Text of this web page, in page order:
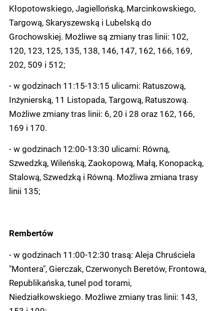
Kłopotowskiego, Jagiellońską, Marcinkowskiego,
Targową, Skaryszewską i Lubelską do
Grochowskiej. Możliwe są zmiany tras linii: 102,
120, 123, 125, 135, 138, 146, 147, 162, 166, 169,
202, 509 i 512;
- w godzinach 11:15-13:15 ulicami: Ratuszową,
Inżynierską, 11 Listopada, Targową, Ratuszową.
Możliwe zmiany tras linii: 6, 20 i 28 oraz 162, 166,
169 i 170.
- w godzinach 12:00-13:30 ulicami: Równą,
Szwedzką, Wileńską, Zaokopową, Małą, Konopacką,
Stalową, Szwedzką i Równą. Możliwa zmiana trasy
linii 135;
Rembertów
- w godzinach 11:00-12:30 trasą: Aleja Chruściela
"Montera", Gierczak, Czerwonych Beretów, Frontowa,
Republikańska, tunel pod torami,
Niedziałkowskiego. Możliwe zmiany tras linii: 143,